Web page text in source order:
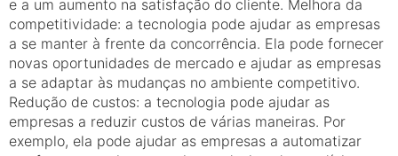
e a um aumento na satisfação do cliente. Melhora da
competitividade: a tecnologia pode ajudar as empresas
a se manter à frente da concorrência. Ela pode fornecer
novas oportunidades de mercado e ajudar as empresas
a se adaptar às mudanças no ambiente competitivo.
Redução de custos: a tecnologia pode ajudar as
empresas a reduzir custos de várias maneiras. Por
exemplo, ela pode ajudar as empresas a automatizar